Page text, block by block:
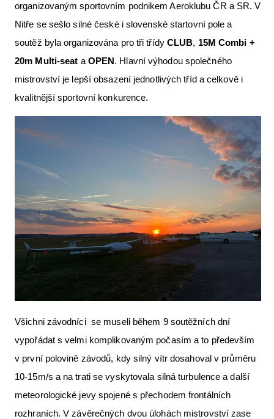
organizovaným sportovním podnikem Aeroklubu ČR a SR. V
Nitře se sešlo silné české i slovenské startovní pole a
soutěž byla organizována pro tři třídy CLUB, 15M Combi +
20m Multi-seat a OPEN. Hlavní výhodou společného
mistrovství je lepší obsazení jednotlivých tříd a celkově i
kvalitnější sportovní konkurence.
Všichni závodníci se museli během 9 soutěžních dní
vypořádat s velmi komplikovaným počasím a to především
v první polovině závodů, kdy silný vítr dosahoval v průměru
10-15m/s a na trati se vyskytovala silná turbulence a další
meteorologické jevy spojené s přechodem frontálních
rozhraních. V závěrečných dvou úlohách mistrovství zase
Aktuální FR + archiv
Letecká muzea
VFR Communication app
The SAFE Guide app